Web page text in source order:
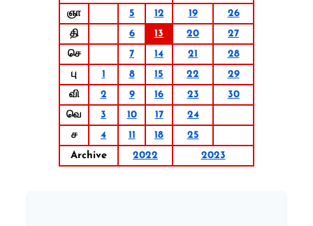
ஞா
5 12 19
26
தி
6 13 20
27
செ
7 14 21
28
பு
1 8 15 22
29
வி
2 9 16 23
30
வெ
3 10 17
24
ச
4 11 18
25
Archive
2022 2023